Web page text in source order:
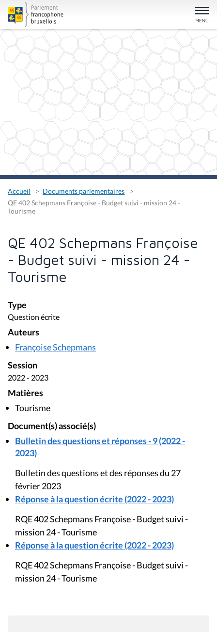
Accueil
Documents parlementaires
QE 402 Schepmans Françoise - Budget suivi - mission 24 -
Tourisme
QE 402 Schepmans Françoise
- Budget suivi - mission 24 -
Tourisme
Type
Question écrite
Auteurs
Françoise Schepmans
Session
2022 - 2023
Matières
Tourisme
Document(s) associé(s)
Bulletin des questions et réponses - 9 (2022 -
2023)
Bulletin des questions et des réponses du 27
février 2023
Réponse à la question écrite (2022 - 2023)
RQE 402 Schepmans Françoise - Budget suivi -
mission 24 - Tourisme
Réponse à la question écrite (2022 - 2023)
RQE 402 Schepmans Françoise - Budget suivi -
mission 24 - Tourisme